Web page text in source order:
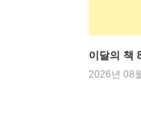
이달의 책
2026년 08